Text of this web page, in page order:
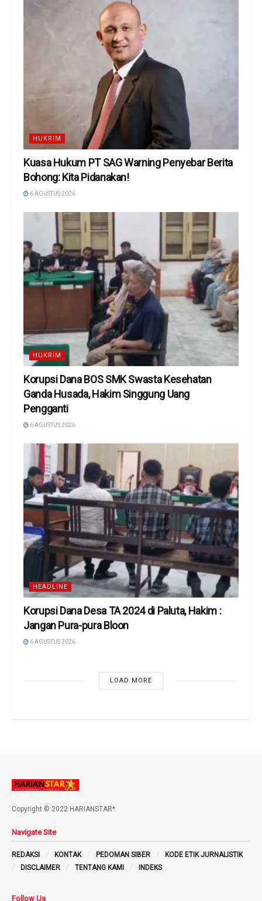
HUKRIM
Kuasa Hukum PT SAG Warning Penyebar Berita
Bohong: Kita Pidanakan!
6 AGUSTUS 2026
HUKRIM
Korupsi Dana BOS SMK Swasta Kesehatan
Ganda Husada, Hakim Singgung Uang
Pengganti
6 AGUSTUS 2026
HEADLINE
Korupsi Dana Desa TA 2024 di Paluta, Hakim :
Jangan Pura-pura Bloon
6 AGUSTUS 2026
LOAD MORE
Copyright © 2022 HARIANSTAR*
Navigate Site
REDAKSI KONTAK PEDOMAN SIBER
KODE ETIK JURNALISTIK
DISCLAIMER
TENTANG KAMI INDEKS
Follow Us